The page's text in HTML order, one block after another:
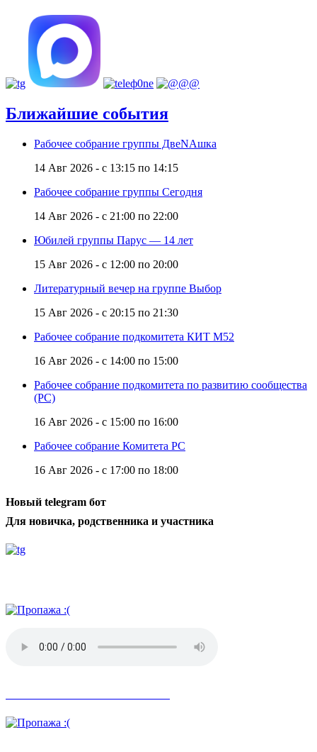
Ближайшие события
Рабочее собрание группы ДвеNAшка
14 Авг 2026 - с 13:15 по 14:15
Рабочее собрание группы Сегодня
14 Авг 2026 - с 21:00 по 22:00
Юбилей группы Парус — 14 лет
15 Авг 2026 - с 12:00 по 20:00
Литературный вечер на группе Выбор
15 Авг 2026 - с 20:15 по 21:30
Рабочее собрание подкомитета КИТ M52
16 Авг 2026 - с 14:00 по 15:00
Рабочее собрание подкомитета по развитию сообщества
(РС)
16 Авг 2026 - с 15:00 по 16:00
Рабочее собрание Комитета РС
16 Авг 2026 - с 17:00 по 18:00
Новый telegram бот
Для новичка, родственника и участника